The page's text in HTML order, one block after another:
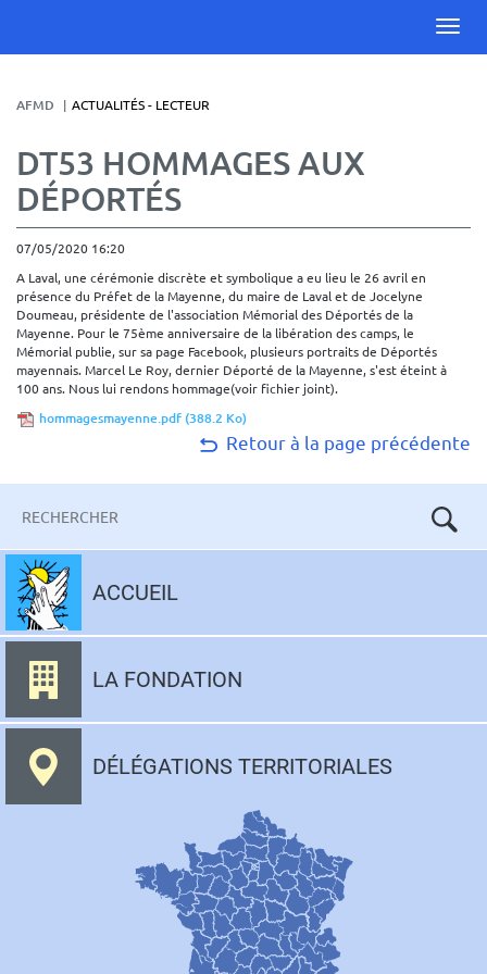
AFMD ACTUALITÉS - LECTEUR
DT53 HOMMAGES AUX
DÉPORTÉS
07/05/2020 16:20
A Laval, une cérémonie discrète et symbolique a eu lieu le 26 avril en
présence du Préfet de la Mayenne, du maire de Laval et de Jocelyne
Doumeau, présidente de l'association Mémorial des Déportés de la
Mayenne. Pour le 75ème anniversaire de la libération des camps, le
Mémorial publie, sur sa page Facebook, plusieurs portraits de Déportés
mayennais. Marcel Le Roy, dernier Déporté de la Mayenne, s'est éteint à
100 ans. Nous lui rendons hommage(voir fichier joint).
hommagesmayenne.pdf (388.2 Ko)
Retour à la page précédente
clés
Aller
contenu
ACCUEIL
LA FONDATION
DÉLÉGATIONS TERRITORIALES